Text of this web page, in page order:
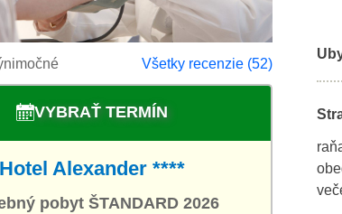
Všetky recenzie (52)
VYBRAŤ TERMÍN
Hotel Alexander ****
pobyt ŠTANDARD 2026